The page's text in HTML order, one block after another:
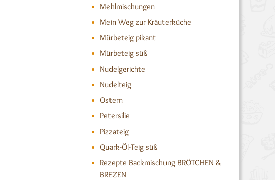
Mehlmischungen
Mein Weg zur Kräuterküche
Mürbeteig pikant
Mürbeteig süß
Nudelgerichte
Nudelteig
Ostern
Petersilie
Pizzateig
Quark-Öl-Teig süß
Rezepte Backmischung BRÖTCHEN &
BREZEN